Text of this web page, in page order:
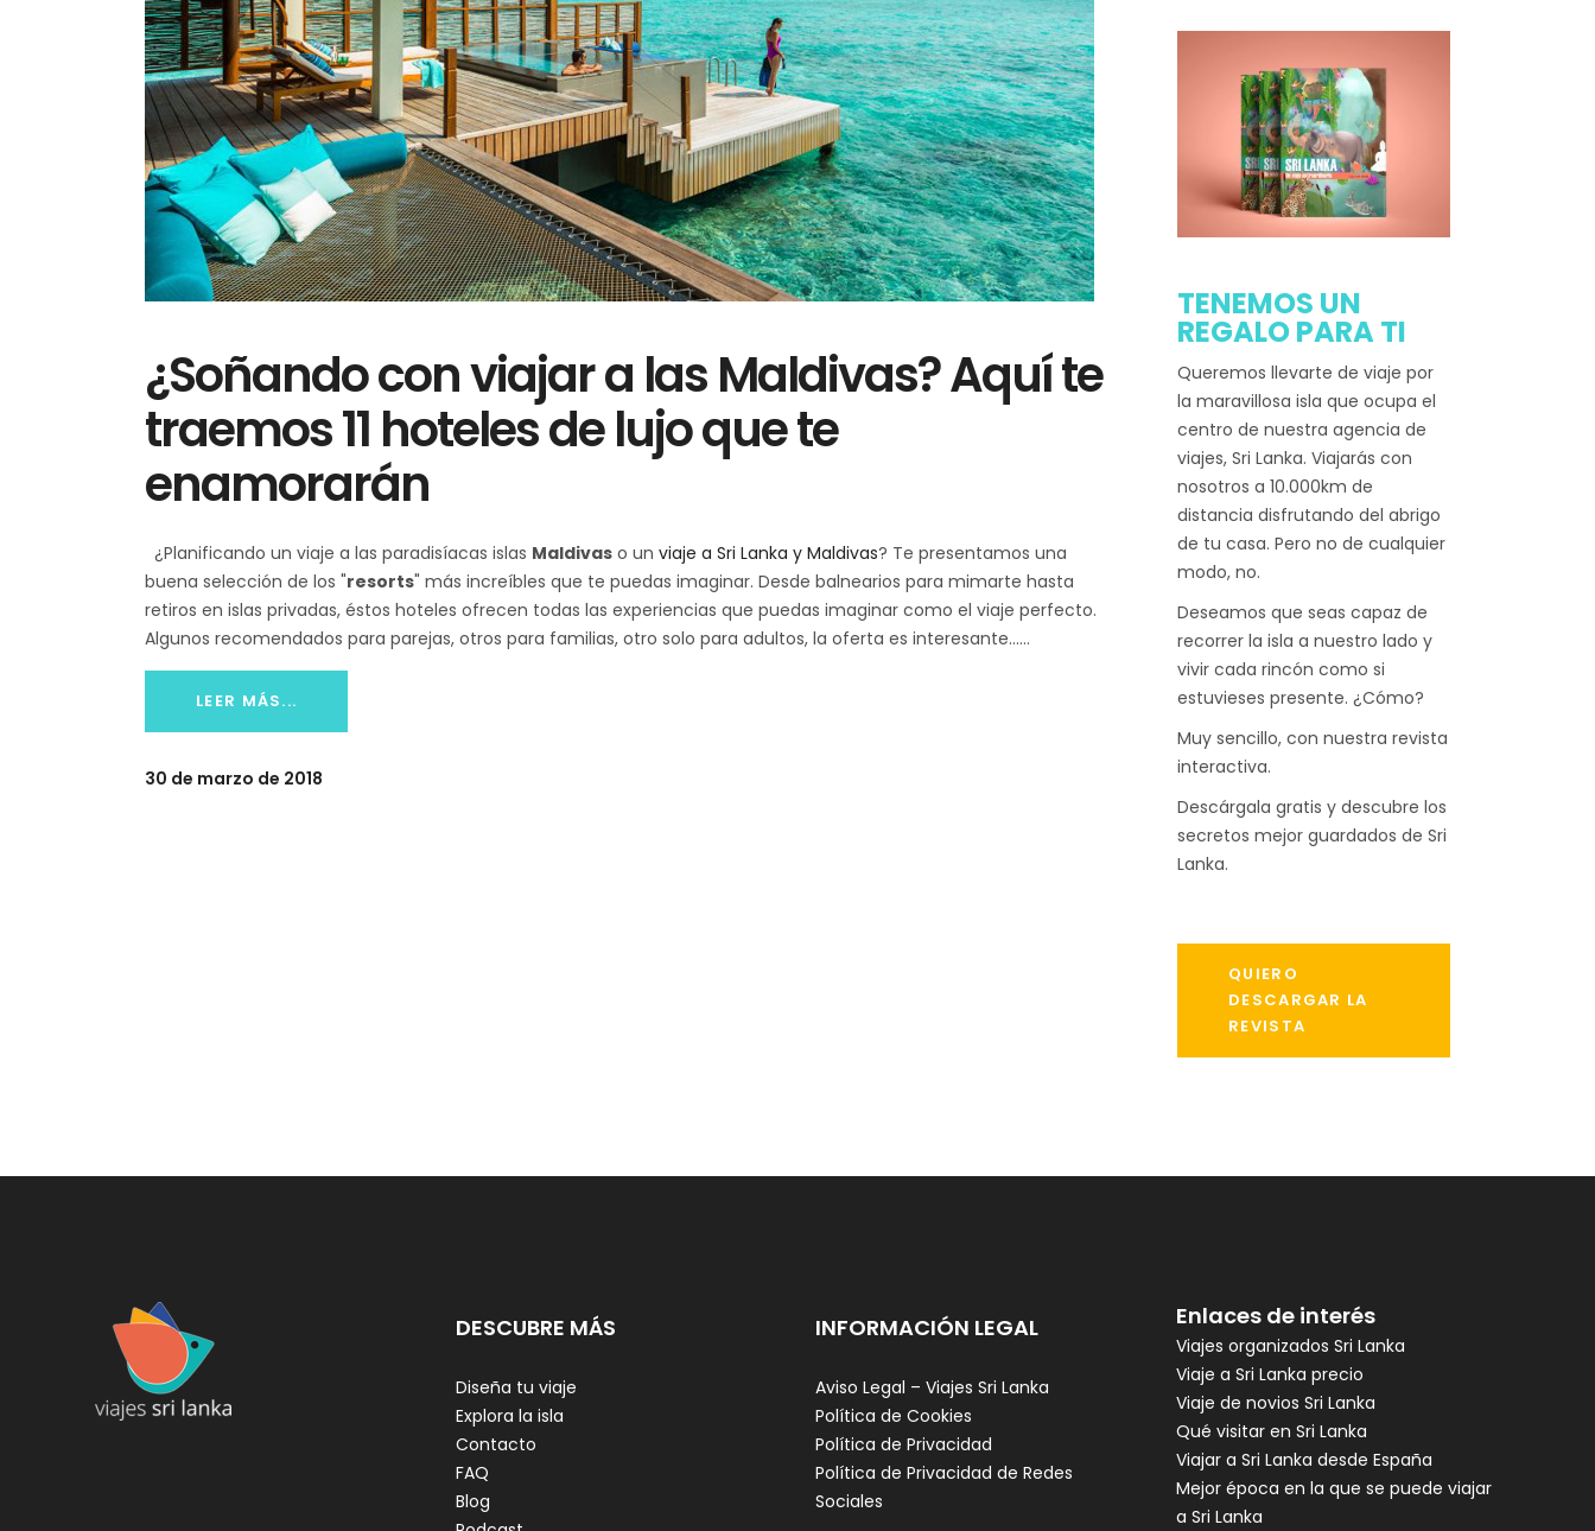
¿Soñando con viajar a las Maldivas? Aquí te
traemos 11 hoteles de lujo que te
enamorarán
¿Planificando un viaje a las paradisíacas islas Maldivas o un viaje a Sri Lanka y Maldivas? Te presentamos una
buena selección de los "resorts" más increíbles que te puedas imaginar. Desde balnearios para mimarte hasta
retiros en islas privadas, éstos hoteles ofrecen todas las experiencias que puedas imaginar como el viaje perfecto.
Algunos recomendados para parejas, otros para familias, otro solo para adultos, la oferta es interesante...
LEER MÁS...
30 de marzo de 2018
TENEMOS UN
REGALO PARA TI
Queremos llevarte de viaje por
la maravillosa isla que ocupa el
centro de nuestra agencia de
viajes, Sri Lanka. Viajarás con
nosotros a 10.000km de
distancia disfrutando del abrigo
de tu casa. Pero no de cualquier
modo, no.
Deseamos que seas capaz de
recorrer la isla a nuestro lado y
vivir cada rincón como si
estuvieses presente. ¿Cómo?
Muy sencillo, con nuestra revista
interactiva.
Descárgala gratis y descubre los
secretos mejor guardados de Sri
Lanka.
QUIERO
DESCARGAR LA
REVISTA
DESCUBRE MÁS
Diseña tu viaje
Explora la isla
Contacto
FAQ
Blog
INFORMACIÓN LEGAL
Aviso Legal – Viajes Sri Lanka
Política de Cookies
Política de Privacidad
Política de Privacidad de Redes
Sociales
Enlaces de interés
Viajes organizados Sri Lanka
Viaje a Sri Lanka precio
Viaje de novios Sri Lanka
Qué visitar en Sri Lanka
Viajar a Sri Lanka desde España
Mejor época en la que se puede viajar
a Sri Lanka